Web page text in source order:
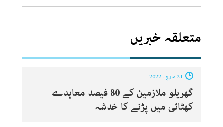
متعلقہ خبریں
گھریلو ملازمین کے 80 فیصد معاہدے
کھٹائی میں پڑنے کا خدشہ